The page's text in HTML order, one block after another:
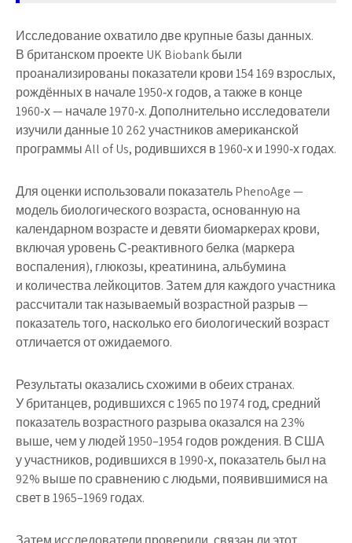
Исследование охватило две крупные базы данных.
В британском проекте UK Biobank были
проанализированы показатели крови 154 169 взрослых,
рождённых в начале 1950‑х годов, а также в конце
1960‑х — начале 1970‑х. Дополнительно исследователи
изучили данные 10 262 участников американской
программы All of Us, родившихся в 1960‑х и 1990‑х годах.
Для оценки использовали показатель PhenoAge —
модель биологического возраста, основанную на
календарном возрасте и девяти биомаркерах крови,
включая уровень С‑реактивного белка (маркера
воспаления), глюкозы, креатинина, альбумина
и количества лейкоцитов. Затем для каждого участника
рассчитали так называемый возрастной разрыв —
показатель того, насколько его биологический возраст
отличается от ожидаемого.
Результаты оказались схожими в обеих странах.
У британцев, родившихся с 1965 по 1974 год, средний
показатель возрастного разрыва оказался на 23%
выше, чем у людей 1950–1954 годов рождения. В США
у участников, родившихся в 1990‑х, показатель был на
92% выше по сравнению с людьми, появившимися на
свет в 1965–1969 годах.